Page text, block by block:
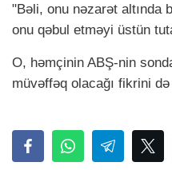
"Bəli, onu nəzarət altında
onu qəbul etməyi üstün
O, həmçinin ABŞ-nin
müvəffəq olacağı fikrini